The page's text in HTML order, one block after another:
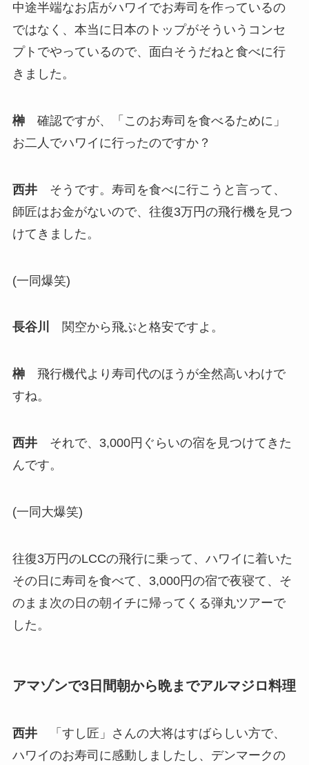
中途半端なお店がハワイでお寿司を作っているの
ではなく、本当に日本のトップがそういうコンセ
プトでやっているので、面白そうだねと食べに行
きました。
榊確認ですが、「このお寿司を食べるために」
お二人でハワイに行ったのですか？
西井そうです。寿司を食べに行こうと言って、
師匠はお金がないので、往復3万円の飛行機を見つ
けてきました。
(一同爆笑)
長谷川 関空から飛ぶと格安ですよ。
榊飛行機代より寿司代のほうが全然高いわけで
すね。
西井それで、3,000円ぐらいの宿を見つけてきた
んです。
(一同大爆笑)
往復3万円のLCCの飛行に乗って、ハワイに着いた
その日に寿司を食べて、3,000円の宿で夜寝て、そ
のまま次の日の朝イチに帰ってくる弾丸ツアーで
した。
アマゾンで3日間朝から晩までアルマジロ料理
西井「すし匠」さんの大将はすばらしい方で、
ハワイのお寿司に感動しましたし、デンマークの